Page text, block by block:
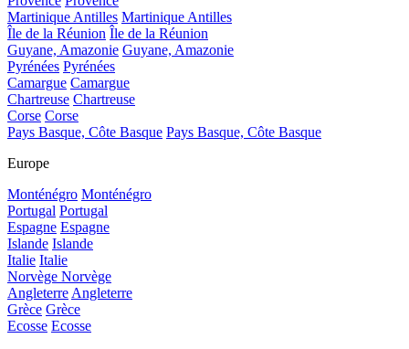
Martinique Antilles Martinique Antilles
Île de la Réunion Île de la Réunion
Guyane, Amazonie Guyane, Amazonie
Pyrénées Pyrénées
Camargue Camargue
Chartreuse Chartreuse
Corse Corse
Pays Basque, Côte Basque Pays Basque, Côte Basque
Europe
Monténégro Monténégro
Portugal Portugal
Espagne Espagne
Islande Islande
Italie Italie
Norvège Norvège
Angleterre Angleterre
Grèce Grèce
Ecosse Ecosse